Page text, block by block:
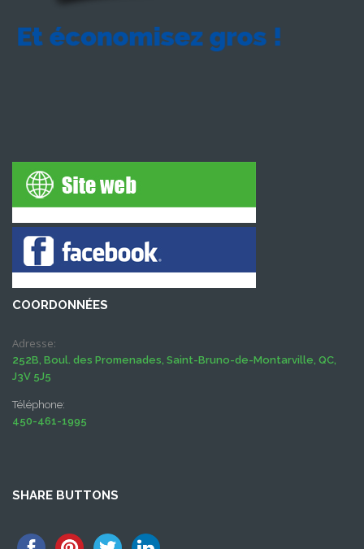
COORDONNÉES
Adresse:
252B, Boul. des Promenades, Saint-Bruno-de-Montarville, QC,
J3V 5J5
Téléphone:
450-461-1995
SHARE BUTTONS